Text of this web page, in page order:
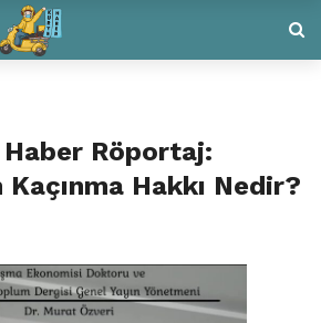
Röportaj:
Kaçınma Hakkı Nedir?